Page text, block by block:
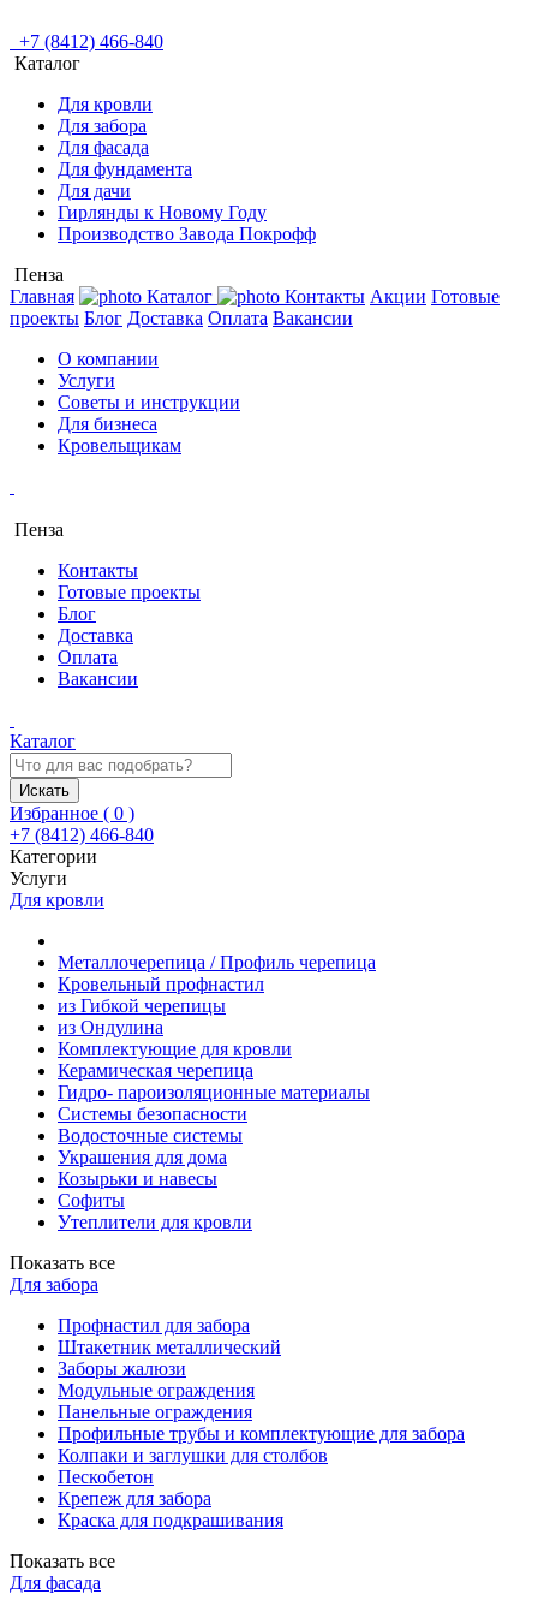
+7 (8412) 466-840
Каталог
Для кровли
Для забора
Для фасада
Для фундамента
Для дачи
Гирлянды к Новому Году
Производство Завода Покрофф
Пенза
Главная
Каталог Контакты Акции Готовые
проекты Блог Доставка Оплата Вакансии
О компании
Услуги
Советы и инструкции
Для бизнеса
Кровельщикам
Пенза
Контакты
Готовые проекты
Блог
Доставка
Оплата
Вакансии
Каталог
Искать
Избранное ( 0 )
+7 (8412) 466-840
Категории
Услуги
Для кровли
Металлочерепица / Профиль черепица
Кровельный профнастил
из Гибкой черепицы
из Ондулина
Комплектующие для кровли
Керамическая черепица
Гидро- пароизоляционные материалы
Системы безопасности
Водосточные системы
Украшения для дома
Козырьки и навесы
Софиты
Утеплители для кровли
Показать все
Для забора
Профнастил для забора
Штакетник металлический
Заборы жалюзи
Модульные ограждения
Панельные ограждения
Профильные трубы и комплектующие для забора
Колпаки и заглушки для столбов
Пескобетон
Крепеж для забора
Краска для подкрашивания
Показать все
Для фасада